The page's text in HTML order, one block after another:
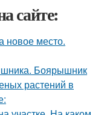
сайте:
новое место.
Боярышник
растений в